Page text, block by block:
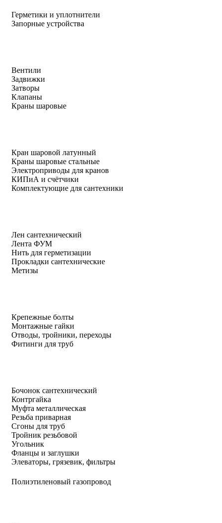
Герметики и уплотнители
Запорные устройства
Вентили
Задвижки
Затворы
Клапаны
Краны шаровые
Кран шаровой латунный
Краны шаровые стальные
Электроприводы для кранов
КИПиА и счётчики
Комплектующие для сантехники
Лен сантехнический
Лента ФУМ
Нить для герметизации
Прокладки сантехнические
Метизы
Крепежные болты
Монтажные гайки
Отводы, тройники, переходы
Фитинги для труб
Бочонок сантехнический
Контргайка
Муфта металлическая
Резьба приварная
Сгоны для труб
Тройник резьбовой
Угольник
Фланцы и заглушки
Элеваторы, грязевик, фильтры
Полиэтиленовый газопровод